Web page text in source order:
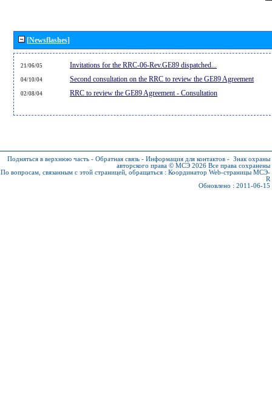
[Newsflashes]
21/06/05 Invitations for the RRC-06-Rev.GE89 dispatched...
04/10/04 Second consultation on the RRC to review the GE89 Agreement
02/08/04 RRC to review the GE89 Agreement - Consultation
Подняться в верхнюю часть - Обратная связь - Информация для контактов - Знак охраны
авторского права © МСЭ 2026 Все права сохранены
По вопросам, связанным с этой страницей, обращаться : Координатор Web-страницы МСЭ-
R
Обновлено : 2011-06-15